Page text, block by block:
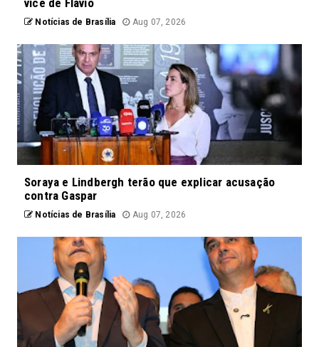
Notícias de Brasília Aug 07, 2026
Soraya e Lindbergh terão que explicar acusação
contra Gaspar
Notícias de Brasília Aug 07, 2026